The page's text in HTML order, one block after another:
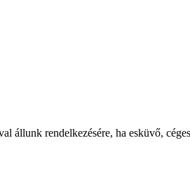
állunk rendelkezésére, ha esküvő,